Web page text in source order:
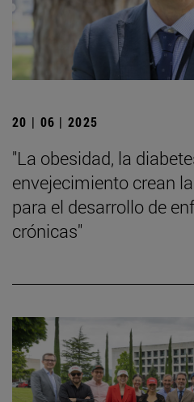
20 | 06 | 2025
"La obesidad, la
envejecimiento crean
para el desarrollo de
crónicas"